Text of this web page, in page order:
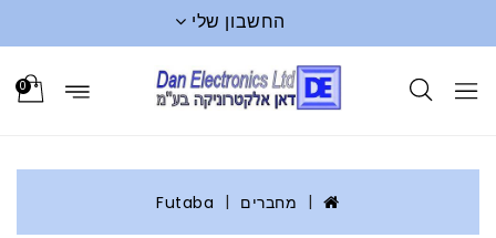
החשבון שלי
0
מחברים Futaba